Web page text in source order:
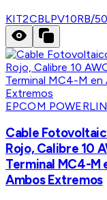
KIT2CBLPV10RB/50
EPCOM
Cable
Rojo, Calibre 10
Terminal MC4-M
Ambos Extremos